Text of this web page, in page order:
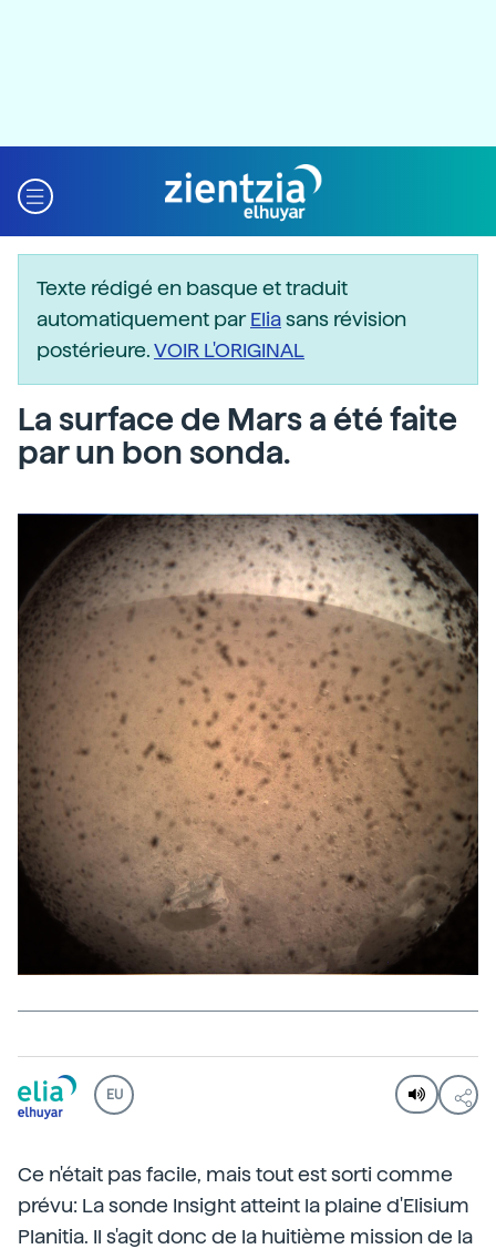
Texte rédigé en basque et traduit
automatiquement parEliasans révision
postérieure.VOIR L'ORIGINAL
La surface de Mars a été faite
par un bon sonda.
EU
Ce n'était pas facile, mais tout est sorti comme
prévu: La sonde Insight atteint la plaine d'Elisium
Planitia. Il s'agit donc de la huitième mission de la